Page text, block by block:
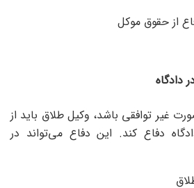
از حقوق موکل
دادگاه
غیر توافقی باشد، وکیل طلاق باید از
دفاع کند. این دفاع می‌تواند در